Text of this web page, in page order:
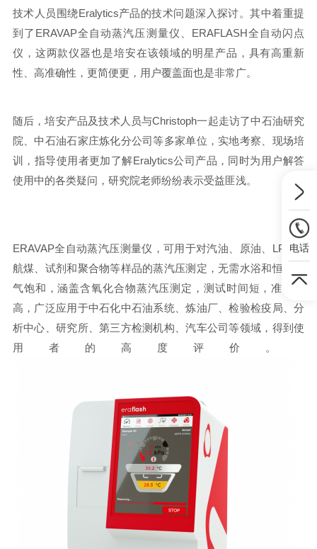
技术人员围绕Eralytics产品的技术问题深入探讨。其中着重提
到了ERAVAP全自动蒸汽压测量仪、ERAFLASH全自动闪点
仪 ，这两款仪器也是培安在该领域的明星产品，具有高重新
性、高准确性，更简便更，用户覆盖面也是非常广。
随后，培安产品及技术人员与Christoph一起走访了中石油研究
院、中石油石家庄炼化分公司等多家单位，实地考察、现场培
训，指导使用者更加了解Eralytics公司产品 ，同时为用户解答
使用中的各类疑问，研究院老师纷纷表示受益匪浅。
ERAVAP全自动蒸汽压测量仪，可用于对汽油、原油、LPG、
航煤、试剂和聚合物等样品的蒸汽压测定，无需水浴和恒湿空
气饱和，涵盖含氧化合物蒸汽压测定，测试时间短，准确性
高，广泛应用于中石化中石油系统、炼油厂、检验检疫局、分
析中心、研究所、第三方检测机构、汽车公司等领域，得到使
用者的高度评价。
电话